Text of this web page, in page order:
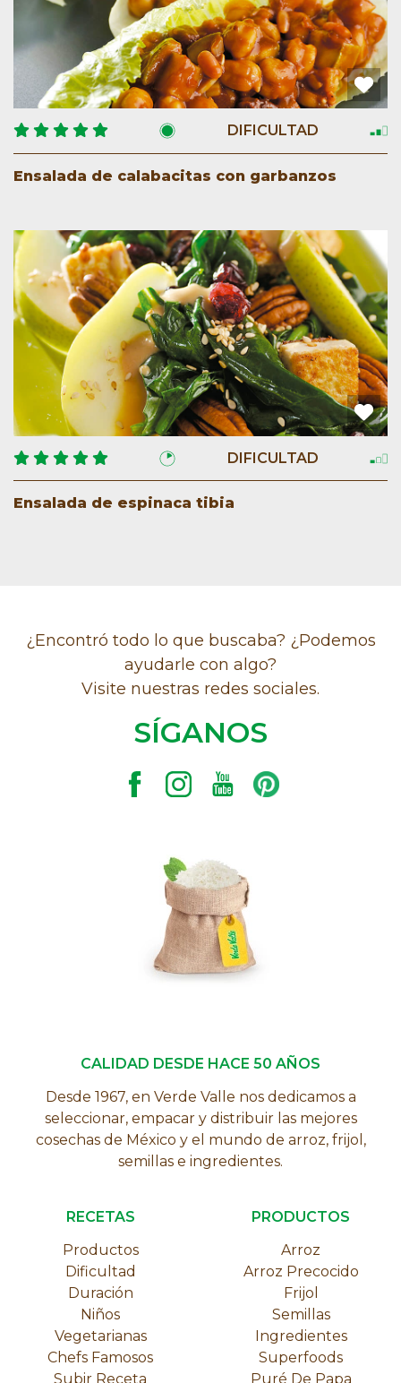
DIFICULTAD
Ensalada de calabacitas con garbanzos
DIFICULTAD
Ensalada de espinaca tibia
¿Encontró todo lo que buscaba? ¿Podemos
ayudarle con algo?
Visite nuestras redes sociales.
SÍGANOS
CALIDAD DESDE HACE 50 AÑOS
Desde 1967, en Verde Valle nos dedicamos a
seleccionar, empacar y distribuir las mejores
cosechas de México y el mundo de arroz, frijol,
semillas e ingredientes.
RECETAS
Productos
Dificultad
Duración
Niños
Vegetarianas
Chefs Famosos
Subir Receta
PRODUCTOS
Arroz
Arroz Precocido
Frijol
Semillas
Ingredientes
Superfoods
Puré De Papa